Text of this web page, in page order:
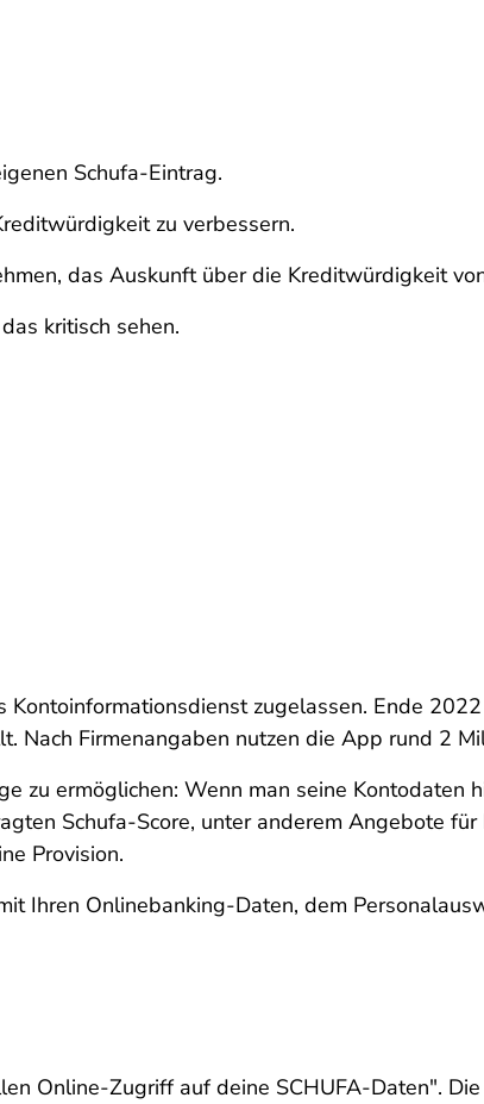
Schufa-Eintrag.
zu verbessern.
das Auskunft über die Kreditwürdigkeit
kritisch sehen.
zugelassen. Ende
Nach Firmenangaben nutzen die App rund 2
zu ermöglichen: Wenn man seine Kontodaten
Schufa-Score, unter anderem Angebote für
Provision.
Ihren Onlinebanking-Daten, dem
Online-Zugriff auf deine SCHUFA-Daten".